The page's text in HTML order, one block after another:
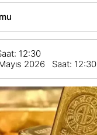
12:30
2026 Saat: 12:30